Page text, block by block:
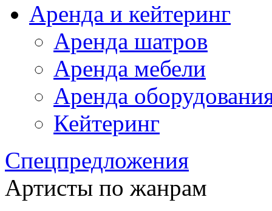
Аренда и кейтеринг
Аренда шатров
Аренда мебели
Аренда
Кейтеринг
Спецпредложения
Артисты по жанрам